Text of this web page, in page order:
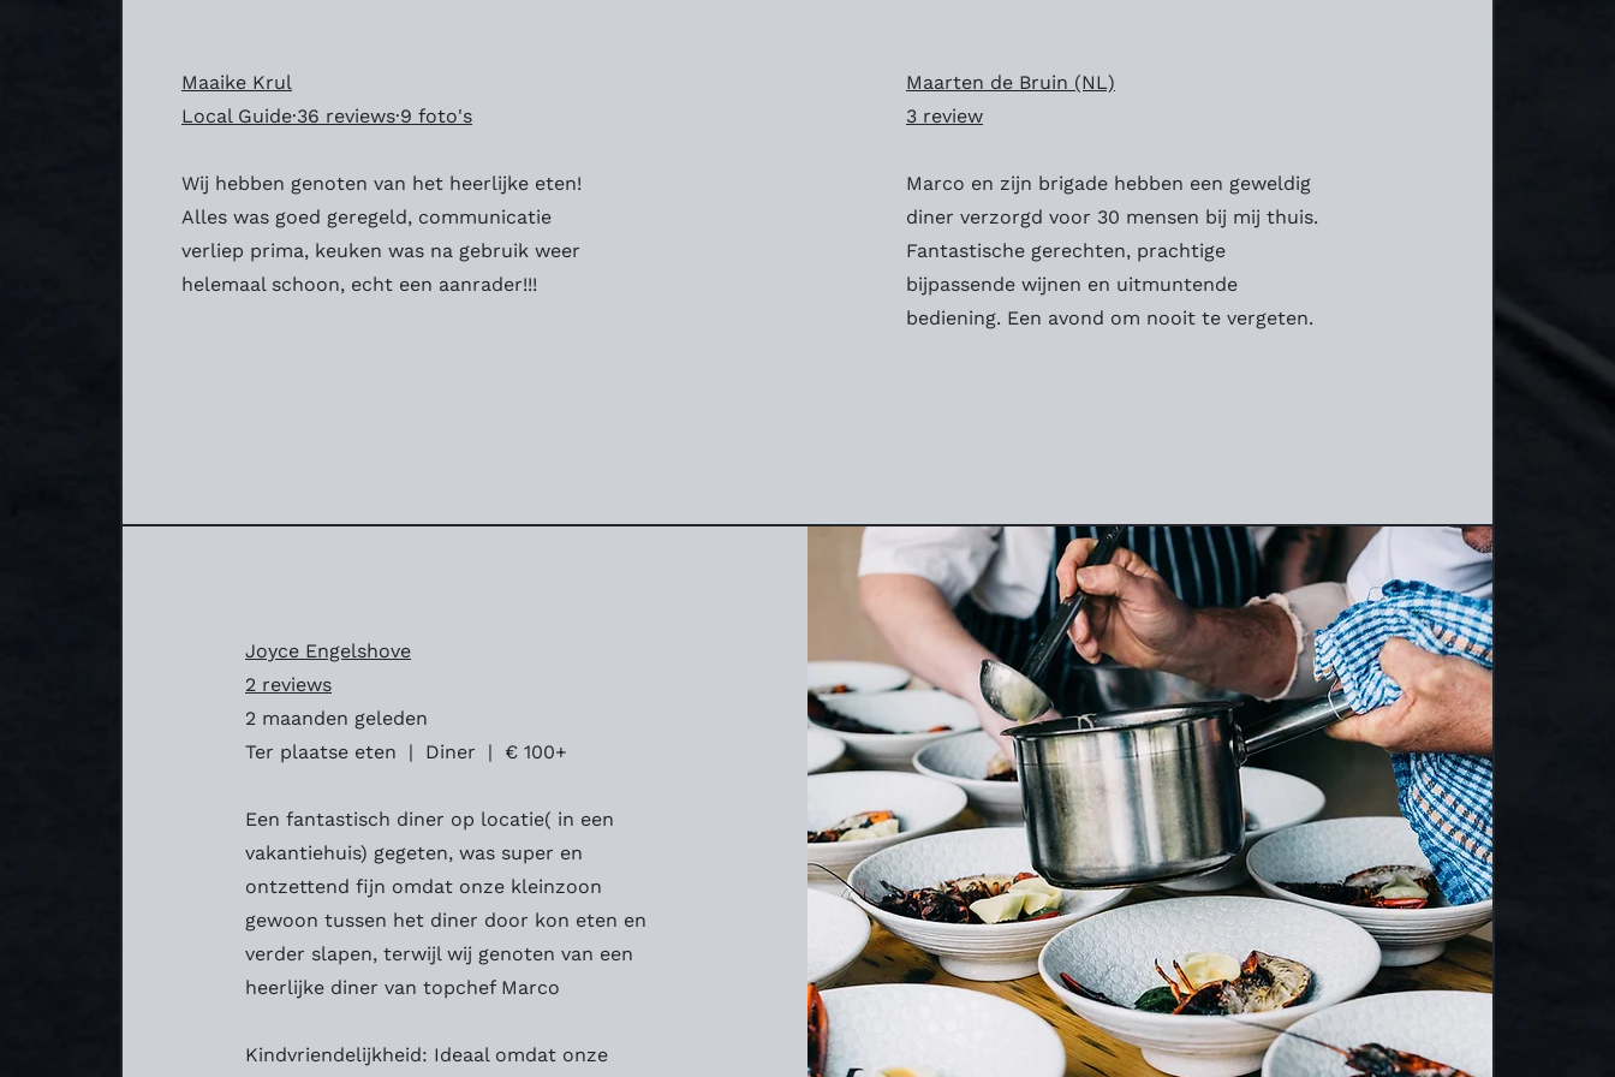
Maaike Krul
Local Guide·36 reviews·9 foto's
Wij hebben genoten van het heerlijke eten!
Alles was goed geregeld, communicatie
verliep prima, keuken was na gebruik weer
helemaal schoon, echt een aanrader!!!
Maarten de Bruin (NL)
3 review
Marco en zijn brigade hebben een geweldig
diner verzorgd voor 30 mensen bij mij thuis.
Fantastische gerechten, prachtige
bijpassende wijnen en uitmuntende
bediening. Een avond om nooit te vergeten.
Joyce Engelshove
2 reviews
2 maanden geleden
Ter plaatse eten | Diner | € 100+
Een fantastisch diner op locatie( in een
vakantiehuis) gegeten, was super en
ontzettend fijn omdat onze kleinzoon
gewoon tussen het diner door kon eten en
verder slapen, terwijl wij genoten van een
heerlijke diner van topchef Marco
Kindvriendelijkheid: Ideaal omdat onze